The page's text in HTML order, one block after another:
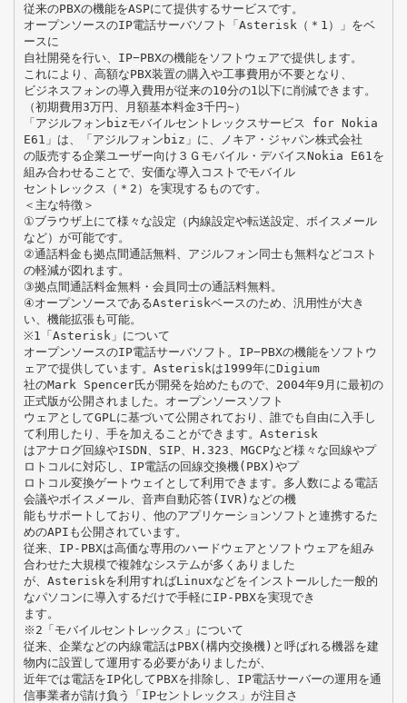
従来のPBXの機能をASPにて提供するサービスです。
オープンソースのIP電話サーバソフト「Asterisk（＊1）」をベ
ースに
自社開発を行い、IP−PBXの機能をソフトウェアで提供します。
これにより、高額なPBX装置の購入や工事費用が不要となり、
ビジネスフォンの導入費用が従来の10分の1以下に削減できます。
（初期費用3万円、月額基本料金3千円∼）
「アジルフォンbizモバイルセントレックスサービス for Nokia
E61」は、「アジルフォンbiz」に、ノキア・ジャパン株式会社
の販売する企業ユーザー向け３Ｇモバイル・デバイスNokia E61を
組み合わせることで、安価な導入コストでモバイル
セントレックス（＊2）を実現するものです。
＜主な特徴＞
①ブラウザ上にて様々な設定（内線設定や転送設定、ボイスメール
など）が可能です。
②通話料金も拠点間通話無料、アジルフォン同士も無料などコスト
の軽減が図れます。
③拠点間通話料金無料・会員同士の通話料無料。
④オープンソースであるAsteriskベースのため、汎用性が大き
い、機能拡張も可能。
※1「Asterisk」について
オープンソースのIP電話サーバソフト。IP−PBXの機能をソフトウ
ェアで提供しています。Asteriskは1999年にDigium
社のMark Spencer氏が開発を始めたもので、2004年9月に最初の
正式版が公開されました。オープンソースソフト
ウェアとしてGPLに基づいて公開されており、誰でも自由に入手し
て利用したり、手を加えることができます。Asterisk
はアナログ回線やISDN、SIP、H.323、MGCPなど様々な回線やプ
ロトコルに対応し、IP電話の回線交換機(PBX)やプ
ロトコル変換ゲートウェイとして利用できます。多人数による電話
会議やボイスメール、音声自動応答(IVR)などの機
能もサポートしており、他のアプリケーションソフトと連携するた
めのAPIも公開されています。
従来、IP-PBXは高価な専用のハードウェアとソフトウェアを組み
合わせた大規模で複雑なシステムが多くありました
が、Asteriskを利用すればLinuxなどをインストールした一般的
なパソコンに導入するだけで手軽にIP-PBXを実現でき
ます。
※2「モバイルセントレックス」について
従来、企業などの内線電話はPBX(構内交換機)と呼ばれる機器を建
物内に設置して運用する必要がありましたが、
近年では電話をIP化してPBXを排除し、IP電話サーバーの運用を通
信事業者が請け負う「IPセントレックス」が注目さ